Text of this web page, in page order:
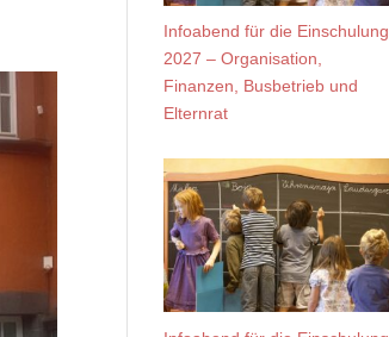
Infoabend für die Einschulung
2027 – Organisation,
Finanzen, Busbetrieb und
Elternrat